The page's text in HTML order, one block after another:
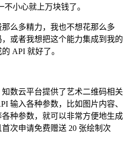
小心就上万块钱了。
么多精力，我也不想花那么多
或者我想把这个能力集成到我的
API 就好了。
数云平台提供了艺术二维码相关
输入各种参数，比如图片内容、
种参数，就可以非常方便地生成
次申请免费赠送 20 张绘制次